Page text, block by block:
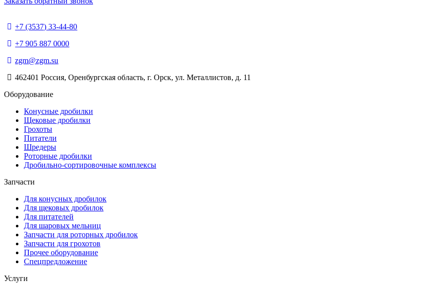
+7 (3537) 33-44-80
+7 905 887 0000
zgm@zgm.su
462401 Россия, Оренбургская область, г. Орск, ул. Металлистов, д. 11
Оборудование
Конусные дробилки
Щековые дробилки
Грохоты
Питатели
Шредеры
Роторные дробилки
Дробильно-сортировочные комплексы
Запчасти
Для конусных дробилок
Для щековых дробилок
Для питателей
Для шаровых мельниц
Запчасти для роторных дробилок
Запчасти для грохотов
Прочее оборудование
Спецпредложение
Услуги